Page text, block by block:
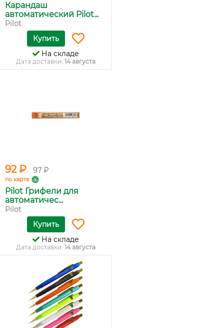
Карандаш
автоматический Pilot...
Pilot
Купить
На складе
Дата доставки: 14 августа
92 ₽ 97 ₽
по карте
Pilot Грифели для
автоматичес...
Pilot
Купить
На складе
Дата доставки: 14 августа